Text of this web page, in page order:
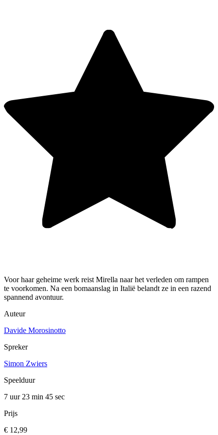
Voor haar geheime werk reist Mirella naar het verleden om rampen
te voorkomen. Na een bomaanslag in Italië belandt ze in een razend
spannend avontuur.
Auteur
Davide Morosinotto
Spreker
Simon Zwiers
Speelduur
7 uur 23 min 45 sec
Prijs
€ 12,99